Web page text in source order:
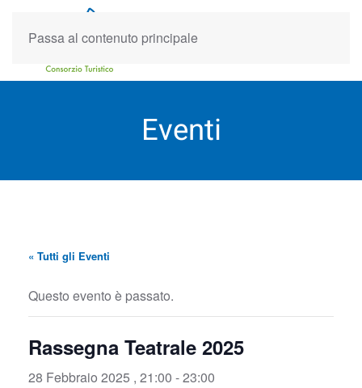
Passa al contenuto principale
Eventi
« Tutti gli Eventi
Questo evento è passato.
Rassegna Teatrale 2025
28 Febbraio 2025 , 21:00 -23:00